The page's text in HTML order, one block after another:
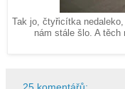
Tak jo, čtyřicítka
nám stále šlo. A těch